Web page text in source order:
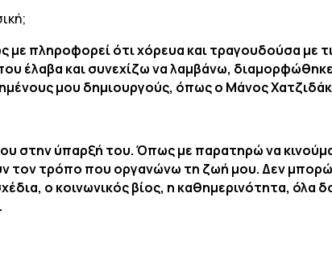
πληροφορεί ότι χόρευα και τραγουδούσα με
έλαβα και συνεχίζω να λαμβάνω, διαμορφώθηκε
μου δημιουργούς, όπως ο Μάνος
στην ύπαρξή του. Όπως με παρατηρώ να
τον τρόπο που οργανώνω τη ζωή μου. Δεν
ο κοινωνικός βίος, η καθημερινότητα, όλα